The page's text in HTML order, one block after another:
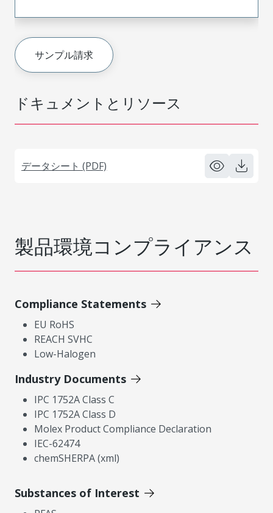
ドキュメントとリソース
データシート (PDF)
サンプル請求
製品環境コンプライアンス
Compliance Statements
EU RoHS
REACH SVHC
Low-Halogen
Industry Documents
IPC 1752A Class C
IPC 1752A Class D
Molex Product Compliance Declaration
IEC-62474
chemSHERPA (xml)
Substances of Interest